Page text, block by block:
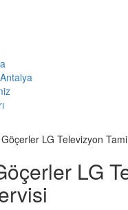
LG Televizyon
LG